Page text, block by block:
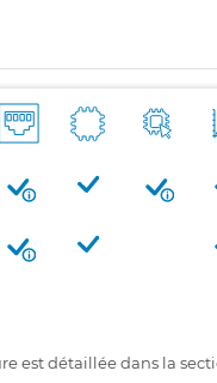
est détaillée dans la